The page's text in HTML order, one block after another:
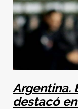
Argentina.
destacó